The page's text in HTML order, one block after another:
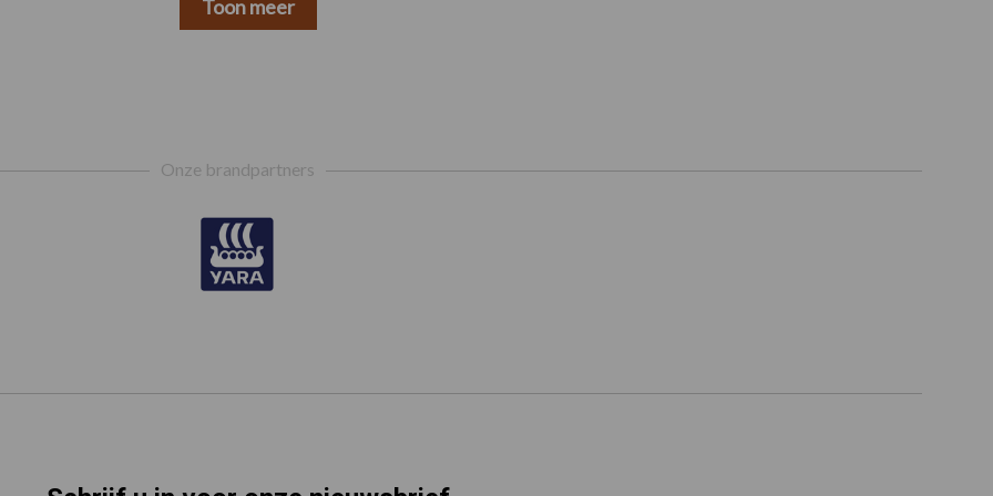
Toon meer
Onze brandpartners